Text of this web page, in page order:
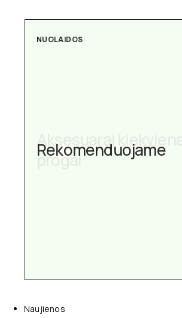
NUOLAIDOS
Rekomenduojame
AKSESUARAI
Aksesuarai kiekvienai
progai
Naujienos